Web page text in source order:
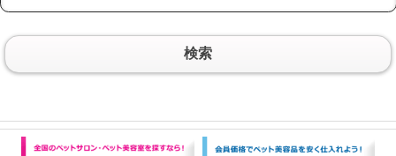
検索